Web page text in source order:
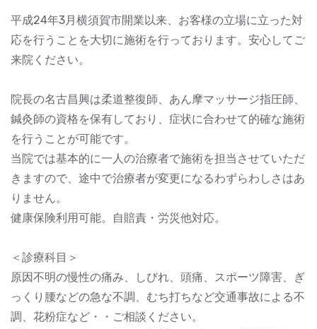
平成24年3月横須賀市開業以来、お客様の立場に立った対
応を行うことを大切に施術を行っております。安心してご
来院ください。
院長の名古昌興は柔道整復師、あん摩マッサージ指圧師、
鍼灸師の資格を保有しており、症状に合わせて的確な施術
を行うことが可能です。
当院では基本的に一人の治療者で施術を担当させていただ
きますので、途中で治療者が変更になるわずらわしさはあ
りません。
健康保険利用可能。自賠責・労災他対応。
＜診療科目＞
原因不明の慢性の痛み、しびれ、頭痛、スポーツ障害、ぎ
っくり腰などの急な不調、むち打ちなど交通事故による不
調、花粉症など・・ご相談ください。